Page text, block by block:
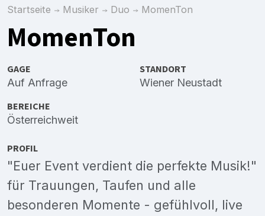
Startseite Musiker Duo MomenTon
MomenTon
GAGE
Auf Anfrage
STANDORT
Wiener Neustadt
BEREICHE
Österreichweit
PROFIL
"Euer Event verdient die perfekte Musik!"
für Trauungen, Taufen und alle
besonderen Momente - gefühlvoll, live